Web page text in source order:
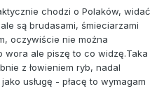
chodzi o Polaków, widać
są brudasami, śmieciarzami
oczywiście nie można
ale piszę to co widzę.Taka
z łowieniem ryb, nadal
usługę - płacę to wymagam